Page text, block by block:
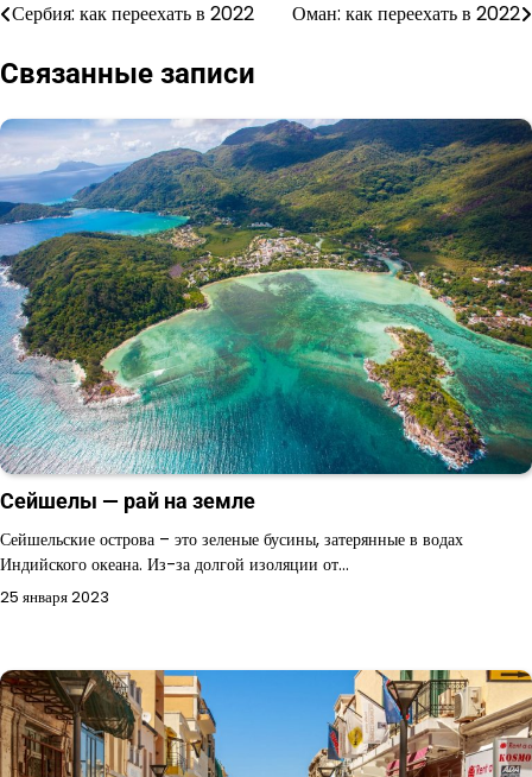
Навигация
по
Сербия: как переехать в 2022 Оман: как переехать в 2022
Связанные записи
Сейшелы — рай на земле
Сейшельские острова – это зеленые бусины, затерянные в водах
Индийского океана. Из-за долгой изоляции от…
25 января 2023